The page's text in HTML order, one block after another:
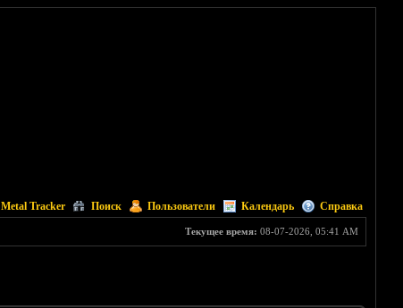
Metal Tracker Поиск Пользователи Календарь Справка
Текущее время: 08-07-2026, 05:41 AM